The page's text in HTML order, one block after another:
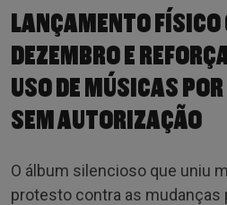
LANÇAMENTO FÍSICO
DEZEMBRO E
USO DE MÚSICAS
SEM AUTORIZAÇÃO
O álbum silencioso que uniu
protesto contra as mudanças